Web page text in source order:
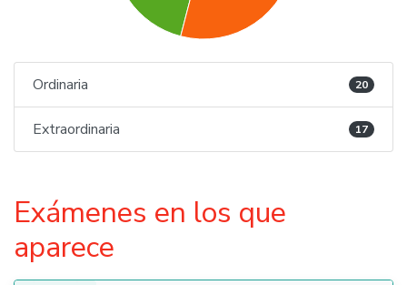
Ordinaria 20
Extraordinaria 17
Exámenes en los que
aparece